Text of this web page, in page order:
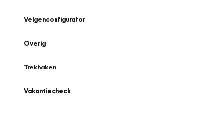
Velgenconfigurator
Overig
Trekhaken
Vakantiecheck